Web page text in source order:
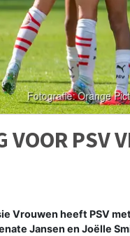
VOOR PSV
Vrouwen heeft PSV
Jansen en Joëlle